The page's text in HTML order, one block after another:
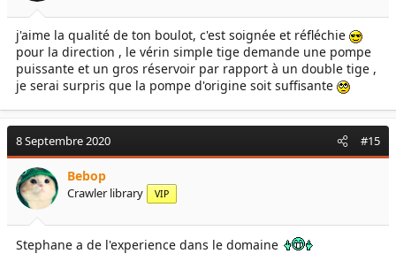
j'aime la qualité de ton boulot, c'est soignée et réfléchie
pour la direction , le vérin simple tige demande une pompe
puissante et un gros réservoir par rapport à un double tige ,
je serai surpris que la pompe d'origine soit suffisante
8 Septembre 2020 #15
Bebop
Crawler library VIP
Stephane a de l'experience dans le domaine